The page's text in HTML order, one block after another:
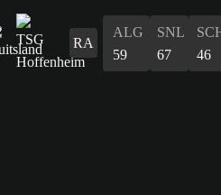
RA
ALG
59
SNL
67
46